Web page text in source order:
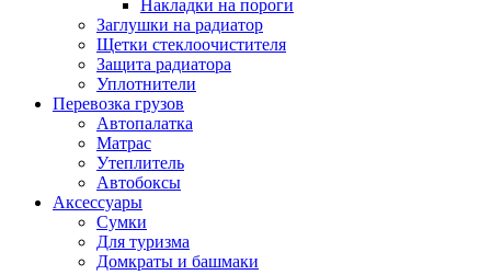
Накладки на пороги
Заглушки на радиатор
Щетки стеклоочистителя
Защита радиатора
Уплотнители
Перевозка грузов
Автопалатка
Матрас
Утеплитель
Автобоксы
Аксессуары
Сумки
Для туризма
Домкраты и башмаки